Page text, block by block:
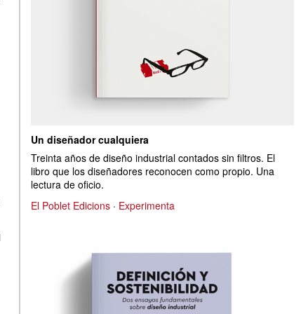
Un diseñador cualquiera
Treinta años de diseño industrial contados sin filtros. El
libro que los diseñadores reconocen como propio. Una
lectura de oficio.
El Poblet Edicions · Experimenta